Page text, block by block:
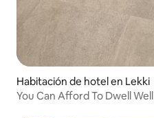
Habitación de hotel en Lekki
You Can Afford To Dwell Well